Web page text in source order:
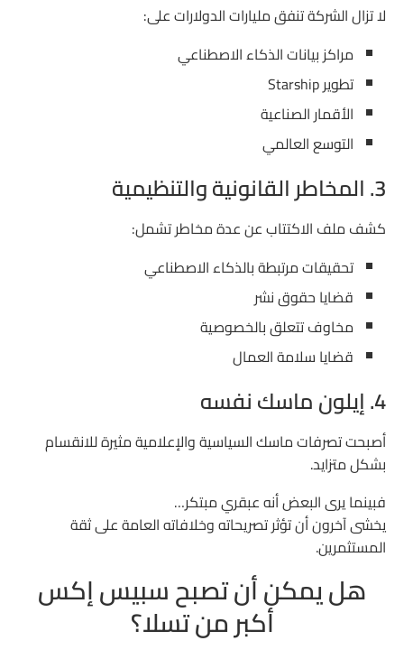
لا تزال الشركة تنفق مليارات الدولارات على:
مراكز بيانات الذكاء الاصطناعي
تطوير Starship
الأقمار الصناعية
التوسع العالمي
3. المخاطر القانونية والتنظيمية
كشف ملف الاكتتاب عن عدة مخاطر تشمل:
تحقيقات مرتبطة بالذكاء الاصطناعي
قضايا حقوق نشر
مخاوف تتعلق بالخصوصية
قضايا سلامة العمال
4. إيلون ماسك نفسه
أصبحت تصرفات ماسك السياسية والإعلامية مثيرة للانقسام
بشكل متزايد.
فبينما يرى البعض أنه عبقري مبتكر…
يخشى آخرون أن تؤثر تصريحاته وخلافاته العامة على ثقة
المستثمرين.
هل يمكن أن تصبح سبيس إكس
أكبر من تسلا؟